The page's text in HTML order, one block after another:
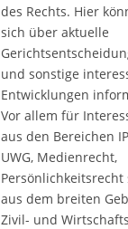
des Rechts. Hier
sich über aktuelle
und sonstige
Entwicklungen
Vor allem für
aus den Bereichen
UWG, Medienrecht,
Persönlichkeitsrecht
aus dem breiten
Zivil- und